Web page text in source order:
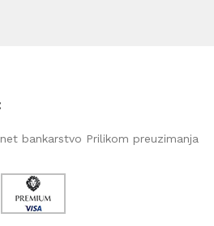
bankarstvo Prilikom preuzimanja